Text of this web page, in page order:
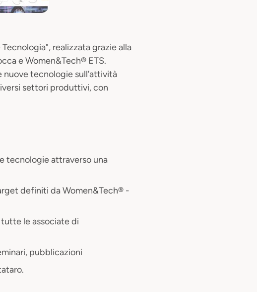
realizzata grazie alla
e Women&Tech® ETS.
tecnologie sull’attività
settori produttivi, con
tecnologie attraverso una
definiti da Women&Tech® -
le associate di
pubblicazioni